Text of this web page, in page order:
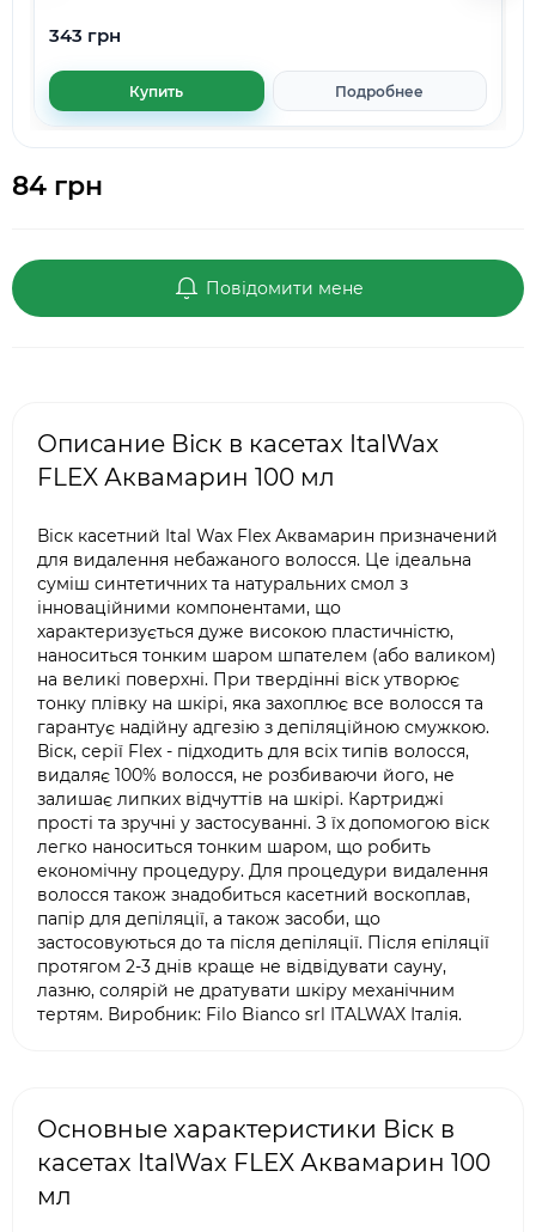
343 грн
Купить Подробнее
84 грн
Повідомити мене
Описание Віск в касетах ItalWax
FLEX Аквамарин 100 мл
Віск касетний Ital Wax Flex Аквамарин призначений
для видалення небажаного волосся. Це ідеальна
суміш синтетичних та натуральних смол з
інноваційними компонентами, що
характеризується дуже високою пластичністю,
наноситься тонким шаром шпателем (або валиком)
на великі поверхні. При твердінні віск утворює
тонку плівку на шкірі, яка захоплює все волосся та
гарантує надійну адгезію з депіляційною смужкою.
Віск, серії Flex - підходить для всіх типів волосся,
видаляє 100% волосся, не розбиваючи його, не
залишає липких відчуттів на шкірі. Картриджі
прості та зручні у застосуванні. З їх допомогою віск
легко наноситься тонким шаром, що робить
економічну процедуру. Для процедури видалення
волосся також знадобиться касетний воскоплав,
папір для депіляції, а також засоби, що
застосовуються до та після депіляції. Після епіляції
протягом 2-3 днів краще не відвідувати сауну,
лазню, солярій не дратувати шкіру механічним
тертям. Виробник: Filo Bianco srl ITALWAX Італія.
Основные характеристики Віск в
касетах ItalWax FLEX Аквамарин 100
мл